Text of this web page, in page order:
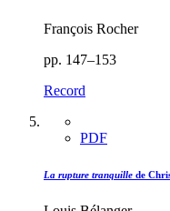
François Rocher
pp. 147–153
Record
PDF
La rupture tranquille de